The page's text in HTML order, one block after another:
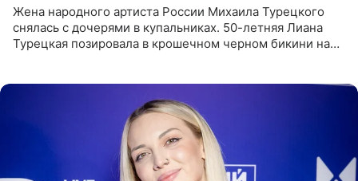
Жена народного артиста России Михаила Турецкого
снялась с дочерями в купальниках. 50-летняя Лиана
Турецкая позировала в крошечном черном бикини на